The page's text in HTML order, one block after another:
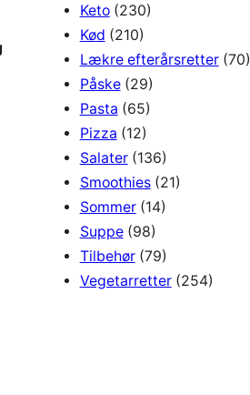
Keto(230)
Kød (210)
Lækre efterårsretter(70)
Påske(29)
Pasta (65)
Pizza (12)
Salater(136)
Smoothies(21)
Sommer(14)
Suppe(98)
Tilbehør(79)
Vegetarretter(254)